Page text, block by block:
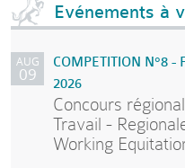
Evénements à
AUG
09
COMPETITION N°8 -
2026
Concours
Travail -
Working